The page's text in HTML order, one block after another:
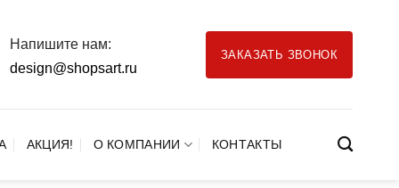
Напишите нам:
design@shopsart.ru
ЗАКАЗАТЬ ЗВОНОК
АКЦИЯ! О КОМПАНИИ КОНТАКТЫ